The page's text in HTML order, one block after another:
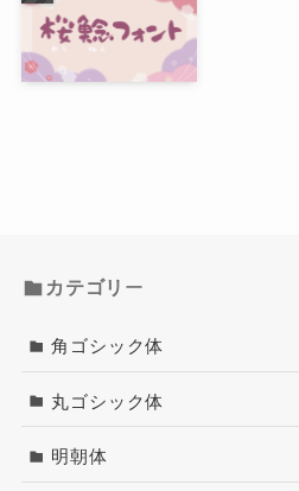
カテゴリ ー
角ゴシック体
丸ゴシック体
明朝体